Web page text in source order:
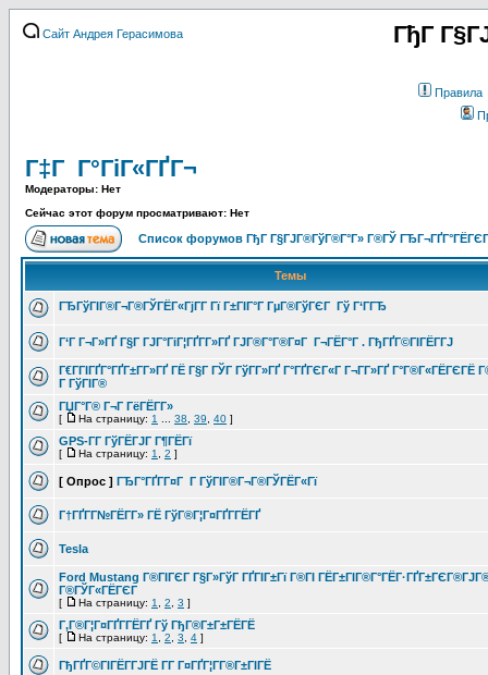
Сайт Андрея Герасимова ГђГ
Правила
Г‡Г Г°ГіГ«ГҐГ¬
Модераторы: Нет
Сейчас этот форум просматривают: Нет
Список форумов ГђГ Г§ГЈГ®ГўГ®Г°Г» Г®ГЎ
Темы
ГЂГўГІГ®Г¬Г®ГЎГЁГ«ГјГ­Г Гї Г±ГІГ°Г ГµГ®ГўГЄГ Гў Г‘ГГЂ
Г‘Г Г¬Г»ГҐ Г§Г ГЈГ°ГіГ¦ГҐГ­Г»ГҐ ГЈГ®Г°Г®Г¤Г Г¬ГЁГ°Г . ГђГҐГ©ГІГЁГ­ГЈ
Г€Г­ГІГҐГ°ГҐГ±Г­Г»ГҐ ГЁ Г§Г ГЎГ ГўГ­Г»ГҐ Г°ГҐГЄГ«Г Г¬Г­Г»ГҐ Г°Г®Г«ГЁГЄГЁ
Г ГўГІГ®
ГЏГ°Г® Г¬Г ГёГЁГ­Г»
[ На страницу: 1 38 39 40 ]
GPS-Г­Г ГўГЁГЈГ Г¶ГЁГї
[ На страницу: 1 2 ]
[ Опрос ] ГЂГ°ГҐГ­Г¤Г Г ГўГІГ®Г¬Г®ГЎГЁГ«Гї
Г†ГҐГ­Г№ГЁГ­Г» ГЁ ГўГ®Г¦Г¤ГҐГ­ГЁГҐ
Tesla
Ford Mustang Г®ГІГЄГ Г§Г»ГўГ ГҐГІГ±Гї Г®ГІ
Г®ГЎГ«ГЁГЄГ
[ На страницу: 1 2 3 ]
Г‚Г®Г¦Г¤ГҐГ­ГЁГҐ Гў ГђГ®Г±Г±ГЁГЁ
[ На страницу: 1 2 3 4 ]
ГђГҐГ©ГІГЁГ­ГЈГЁ Г­Г Г¤ГҐГ¦Г­Г®Г±ГІГЁ